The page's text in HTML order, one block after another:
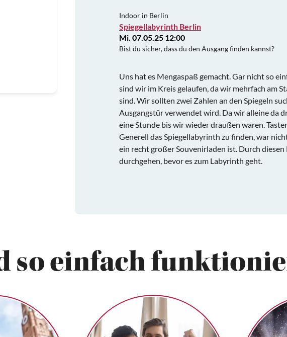
Indoor in Berlin
Spiegellabyrinth Berlin
Mi. 07.05.25 12:00
Bist du sicher, dass du den Ausgang finden kannst?
Uns hat es Mengaspaß gemacht. Gar nicht so
sind wir im Kreis gelaufen, da wir mehrfach am
sind. Wir sollten zwei Zahlen an den Spiegeln
Ausgangstür verwendet wird. Da wir alleine da
eine Stunde bis wir wieder draußen waren.
Generell das Spiegellabyrinth zu finden, war
ein recht großer Souvenirladen ist. Durch
durchgehen, bevor es zum Labyrinth geht.
so einfach